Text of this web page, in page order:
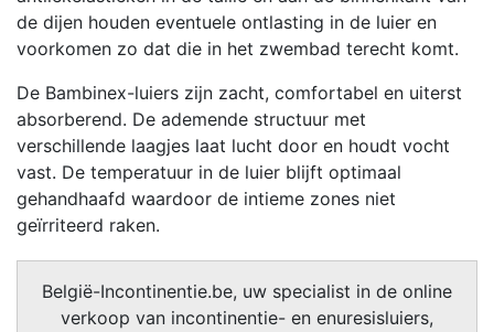
de dijen houden eventuele ontlasting in de luier en
voorkomen zo dat die in het zwembad terecht komt.
De Bambinex-luiers zijn zacht, comfortabel en uiterst
absorberend. De ademende structuur met
verschillende laagjes laat lucht door en houdt vocht
vast. De temperatuur in de luier blijft optimaal
gehandhaafd waardoor de intieme zones niet
geïrriteerd raken.
België-Incontinentie.be, uw specialist in de online
verkoop van incontinentie- en enuresisluiers,